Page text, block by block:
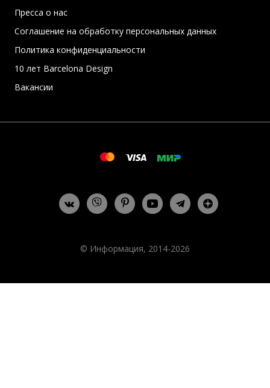
Пресса о нас
Соглашение на обработку персональных данных
Политика конфиденциальности
10 лет Barcelona Design
Вакансии
© Информация, 2014-2026